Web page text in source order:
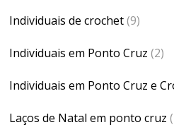
Individuais de crochet(9)
Individuais em Ponto Cruz (2)
Individuais em Ponto Cruz e
Laços de Natal em ponto cruz